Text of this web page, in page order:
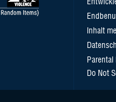
Inhalt
Do Not